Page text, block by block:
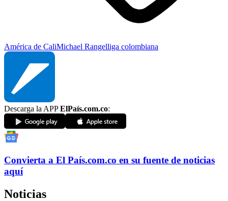
América de CaliMichael Rangelliga colombiana
Descarga la APPElPaís.com.co:
Convierta a El País.com.co en su fuente de noticias
aquí
Noticias